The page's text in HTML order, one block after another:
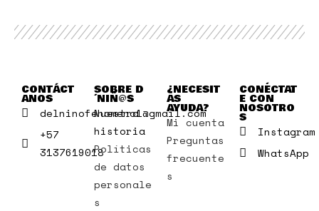
CONTÁCT
ANOS
delninofenomeno1@gmail.com
+57
3137619018
SOBRE D
´NIÑ@S
Nuestra
historia
Políticas
de datos
personale
s
¿NECESIT
AS
AYUDA?
Mi cuenta
Preguntas
frecuente
s
CONÉCTAT
E CON
NOSOTRO
S
Instagram
WhatsApp